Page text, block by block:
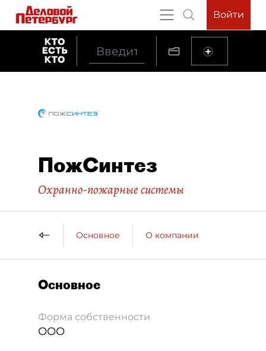
Войти
ПожСинтез
Охранно-пожарные системы
Основное О компании
Основное
Форма собственности
ООО